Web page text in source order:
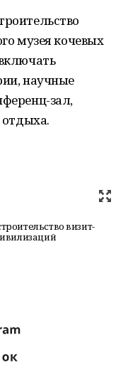
музея кочевых
научные
зал,
отдыха.
визит-